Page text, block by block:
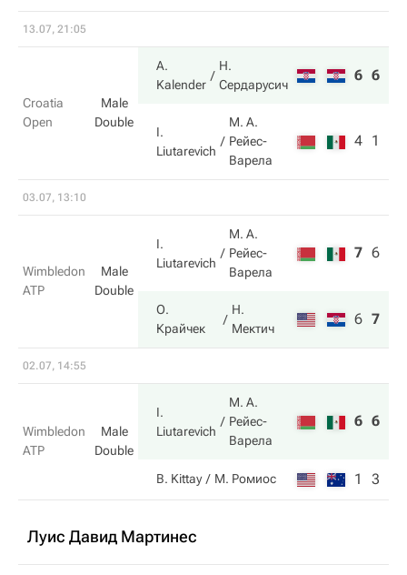
13.07, 21:05
Croatia
Open
Male
Double
A.
Kalender
Н.
Сердарусич
6 6
I.
Liutarevich
М. А.
Рейес-
Варела
4 1
03.07, 13:10
Wimbledon
ATP
Male
Double
I.
Liutarevich
М. А.
Рейес-
Варела
7 6
О.
Крайчек
Н.
Мектич
6 7
02.07, 14:55
Wimbledon
ATP
Male
Double
I.
Liutarevich
М. А.
Рейес-
Варела
6 6
B. Kittay М. Ромиос 1 3
Луис Давид Мартинес